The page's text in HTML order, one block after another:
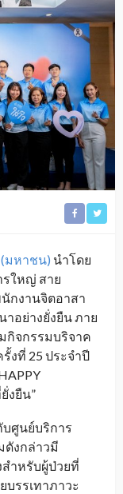
มหาชน) นำโดย
ใหญ่ สาย
กงานจิตอาสา
อย่างยั่งยืน ภาย
กิจกรรมบริจาค
งที่ 25 ประจำปี
งยืน”
ศูนย์บริการ
ดังกล่าวมี
สำหรับผู้ป่วยที่
บรรเทาภาวะ